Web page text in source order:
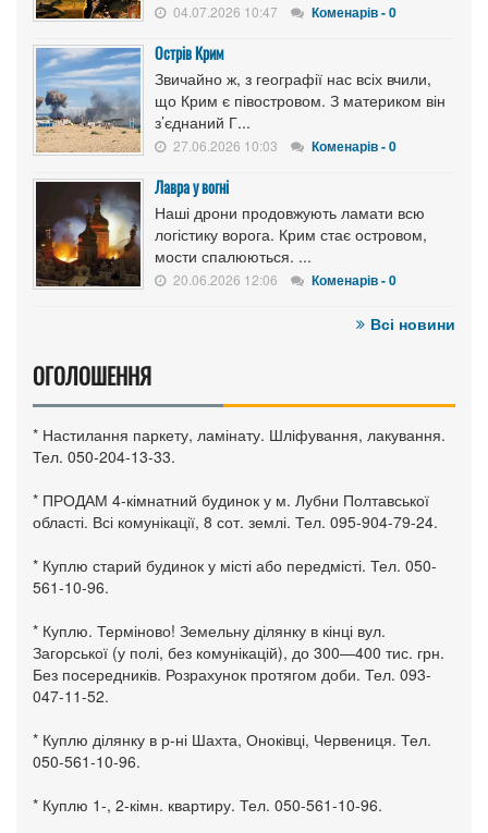
04.07.2026 10:47 Коменарів - 0
Острів Крим
Звичайно ж, з географії нас всіх вчили,
що Крим є півостровом. З материком він
з’єднаний Г...
27.06.2026 10:03 Коменарів - 0
Лавра у вогні
Наші дрони продовжують ламати всю
логістику ворога. Крим стає островом,
мости спалюються. ...
20.06.2026 12:06 Коменарів - 0
Всі новини
ОГОЛОШЕННЯ
* Настилання паркету, ламінату. Шліфування, лакування.
Тел. 050-204-13-33.
* ПРОДАМ 4-кімнатний будинок у м. Лубни Полтавської
області. Всі комунікації, 8 сот. землі. Тел. 095-904-79-24.
* Куплю старий будинок у місті або передмісті. Тел. 050-
561-10-96.
* Куплю. Терміново! Земельну ділянку в кінці вул.
Загорської (у полі, без комунікацій), до 300—400 тис. грн.
Без посередників. Розрахунок протягом доби. Тел. 093-
047-11-52.
* Куплю ділянку в р-ні Шахта, Оноківці, Червениця. Тел.
050-561-10-96.
* Куплю 1-, 2-кімн. квартиру. Тел. 050-561-10-96.